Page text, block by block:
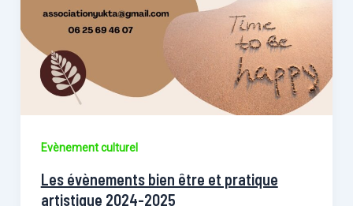
Evènement culturel
Les évènements bien être et pratique
artistique 2024-2025